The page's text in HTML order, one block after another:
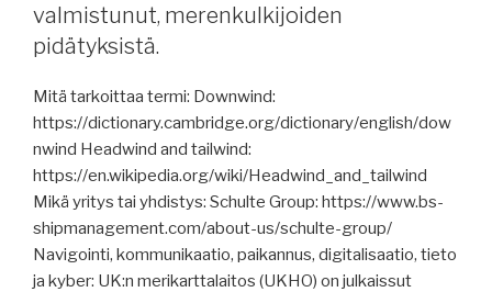
valmistunut, merenkulkijoiden
pidätyksistä.
Mitä tarkoittaa termi: Downwind:
https://dictionary.cambridge.org/dictionary/english/dow
nwind Headwind and tailwind:
https://en.wikipedia.org/wiki/Headwind_and_tailwind
Mikä yritys tai yhdistys: Schulte Group: https://www.bs-
shipmanagement.com/about-us/schulte-group/
Navigointi, kommunikaatio, paikannus, digitalisaatio, tieto
ja kyber: UK:n merikarttalaitos (UKHO) on julkaissut